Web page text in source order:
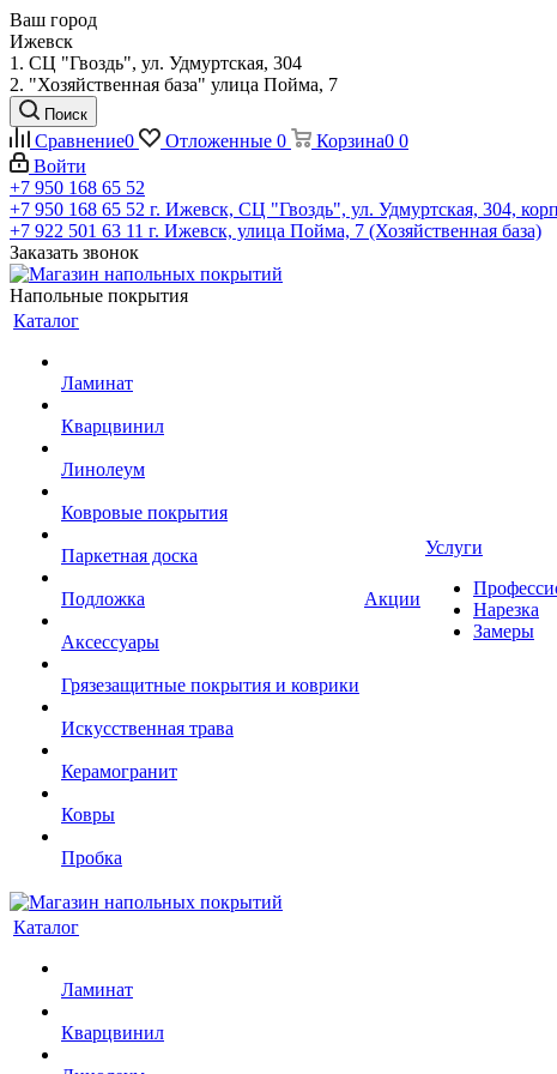
Ваш город
Ижевск
1. СЦ "Гвоздь", ул. Удмуртская, 304
2. "Хозяйственная база" улица Пойма, 7
Поиск
Сравнение0 Отложенные 0 Корзина0 0
Войти
+7 950 168 65 52
+7 950 168 65 52 г. Ижевск, СЦ "Гвоздь", ул. Удмуртская, 304,
+7 922 501 63 11 г. Ижевск, улица Пойма, 7 (Хозяйственная база)
Заказать звонок
Напольные покрытия
Каталог
Ламинат
Кварцвинил
Линолеум
Ковровые покрытия
Паркетная доска
Подложка
Аксессуары
Грязезащитные покрытия и коврики
Искусственная трава
Керамогранит
Ковры
Пробка
Акции
Услуги
Нарезка
Замеры
Каталог
Ламинат
Кварцвинил